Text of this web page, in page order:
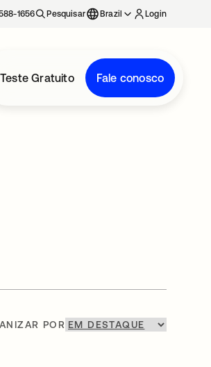
1656 Pesquisar Brazil Login
Teste Gratuito Fale conosco
POR